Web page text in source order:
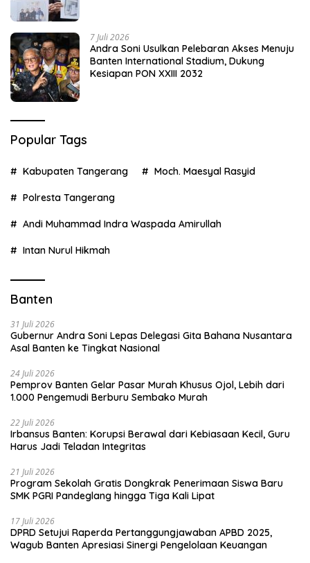
7 Juli 2026
Andra Soni Usulkan Pelebaran Akses Menuju
Banten International Stadium, Dukung
Kesiapan PON XXIII 2032
Popular Tags
Kabupaten Tangerang Moch. Maesyal Rasyid
Polresta Tangerang
Andi Muhammad Indra Waspada Amirullah
Intan Nurul Hikmah
Banten
31 Juli 2026
Gubernur Andra Soni Lepas Delegasi Gita Bahana Nusantara
Asal Banten ke Tingkat Nasional
24 Juli 2026
Pemprov Banten Gelar Pasar Murah Khusus Ojol, Lebih dari
1.000 Pengemudi Berburu Sembako Murah
22 Juli 2026
Irbansus Banten: Korupsi Berawal dari Kebiasaan Kecil, Guru
Harus Jadi Teladan Integritas
21 Juli 2026
Program Sekolah Gratis Dongkrak Penerimaan Siswa Baru
SMK PGRI Pandeglang hingga Tiga Kali Lipat
17 Juli 2026
DPRD Setujui Raperda Pertanggungjawaban APBD 2025,
Wagub Banten Apresiasi Sinergi Pengelolaan Keuangan